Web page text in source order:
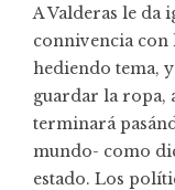
A Valderas le da
connivencia con
hediendo tema,
guardar la ropa,
terminará
mundo- como
estado. Los